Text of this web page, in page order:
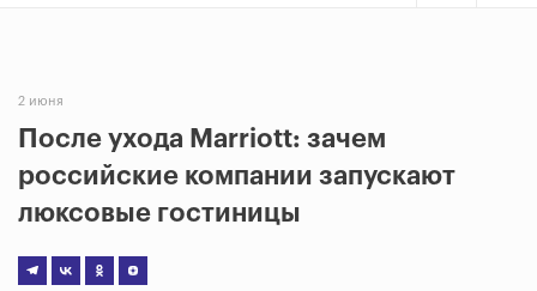
2 июня
После ухода Marriott: зачем
российские компании запускают
люксовые гостиницы